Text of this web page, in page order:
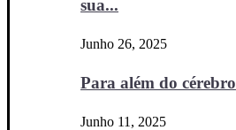
sua...
Junho 26, 2025
Para além do cérebro
Junho 11, 2025